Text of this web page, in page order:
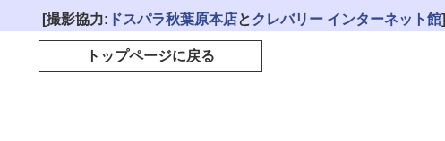
[撮影協力: ドスパラ秋葉原本店とクレバリー インターネット館]
トップページに戻る